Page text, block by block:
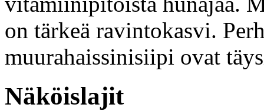
on tärkeä ravintokasvi.
muurahaissinisiipi ovat
Näköislajit